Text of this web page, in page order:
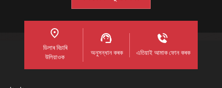
ডিলাৰ বিচাৰি
উলিয়াওক
অনুসন্ধান কৰক এতিয়াই আমাক ফোন কৰক